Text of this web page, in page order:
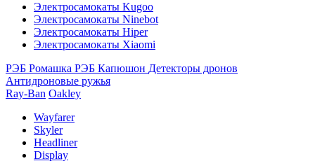
Электросамокаты Kugoo
Электросамокаты Ninebot
Электросамокаты Hiper
Электросамокаты Xiaomi
РЭБ Ромашка РЭБ Капюшон Детекторы дронов
Антидроновые ружья
Ray-Ban Oakley
Wayfarer
Skyler
Headliner
Display